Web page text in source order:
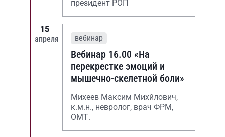
президент РОП
15
апреля вебинар
Вебинар 16.00 «На
перекрестке эмоций и
мышечно-скелетной боли»
Михеев Максим Михйлович,
к.м.н., невролог, врач ФРМ,
ОМТ.